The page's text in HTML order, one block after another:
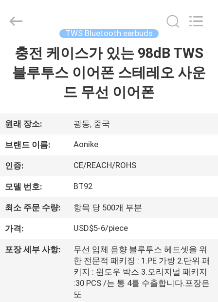
우
리
에
여
2020
Electronics
Rights
Reserved.
TWS Bluetooth earbuds
충전 케이스가 있는 98dB TWS
블루투스 이어폰 스테레오 사운
드 무선 이어폰
원래 장소: 광동, 중국
브랜드 이름: Aonike
인증: CE/REACH/ROHS
모델 번호: BT92
최소 주문 수량: 항목 당 500개 부분
가격: USD$5-6/piece
포장 세부 사항:
무선 입체 음향 블루투스 헤드셋을 위
한 전문적 패키징 : 1.PE 가방 2.단위 패
키지 : 윈도우 박스 3.오리지널 패키지
:30 PCS /는 통 4를 수출합니다.포장은
또